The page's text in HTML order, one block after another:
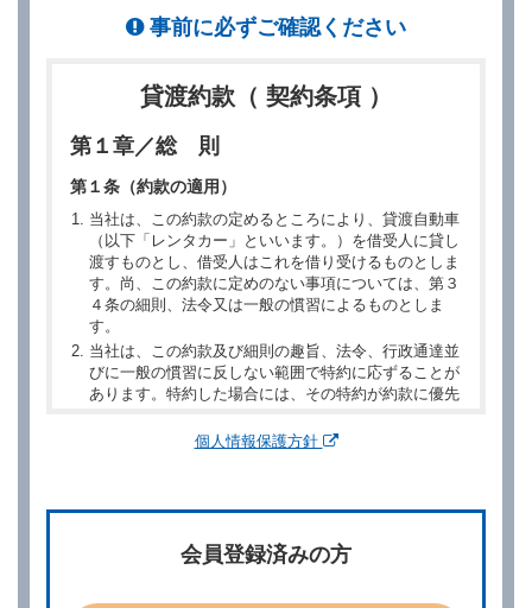
事前に必ずご確認ください
貸渡約款（ 契約条項 ）
第１章／総 則
第１条（約款の適用）
当社は、この約款の定めるところにより、貸渡自動車
（以下「レンタカー」といいます。）を借受人に貸し
渡すものとし、借受人はこれを借り受けるものとしま
す。尚、この約款に定めのない事項については、第３
４条の細則、法令又は一般の慣習によるものとしま
す。
当社は、この約款及び細則の趣旨、法令、行政通達並
びに一般の慣習に反しない範囲で特約に応ずることが
あります。特約した場合には、その特約が約款に優先
別に定める料金表等に同意のうえ、別に定める方法に
個人情報保護方針
会員登録済みの方